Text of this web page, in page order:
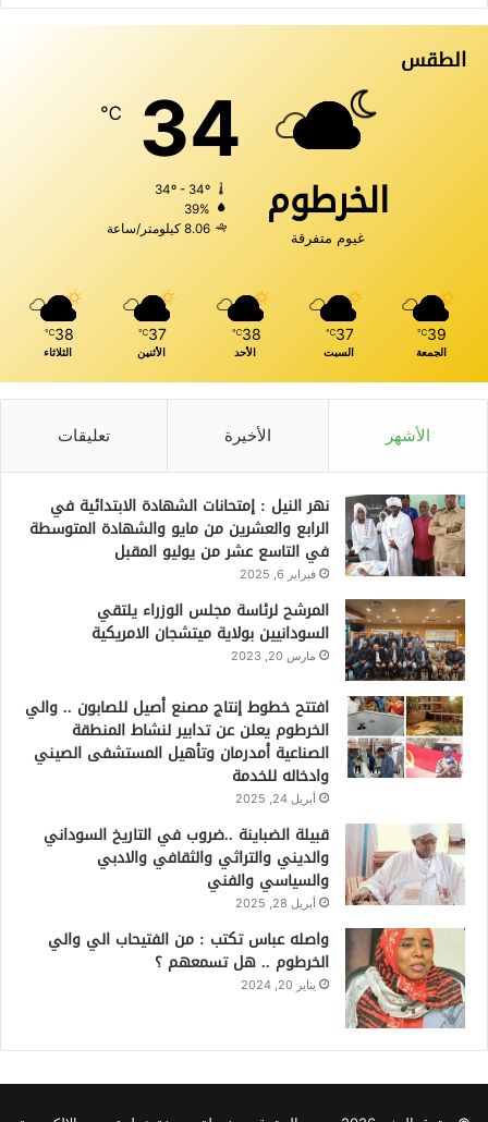
الطقس
الخرطوم
غيوم متفرقة
34
℃
34º - 34º
39%
8.06 كيلومتر/ساعة
39
℃
الجمعة
37
℃
السبت
38
℃
الأحد
37
℃
الأثنين
38
℃
الثلاثاء
الأشهر الأخيرة تعليقات
نهر النيل : إمتحانات الشهادة الابتدائية في
الرابع والعشرين من مايو والشهادة المتوسطة
في التاسع عشر من يوليو المقبل
فبراير 6, 2025
المرشح لرئاسة مجلس الوزراء يلتقي
السودانيين بولاية ميتشجان الامريكية
مارس 20, 2023
افتتح خطوط إنتاج مصنع أصيل للصابون .. والي
الخرطوم يعلن عن تدابير لنشاط المنطقة
الصناعية أمدرمان وتأهيل المستشفى الصيني
وادخاله للخدمة
أبريل 24, 2025
قبيلة الضباينة ..ضروب في التاريخ السوداني
والديني والتراثي والثقافي والادبي
والسياسي والفني
أبريل 28, 2025
واصله عباس تكتب : من الفتيحاب الي والي
الخرطوم .. هل تسمعهم ؟
يناير 20, 2024